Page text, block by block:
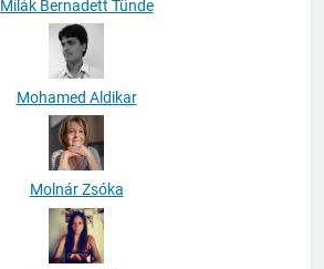
Milák Bernadett Tünde
Mohamed Aldikar
Molnár Zsóka